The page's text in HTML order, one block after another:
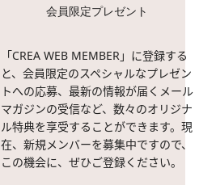
会員限定プレゼント
「CREA WEB MEMBER」に登録する
と、会員限定のスペシャルなプレゼン
トへの応募、最新の情報が届くメール
マガジンの受信など、数々のオリジナ
ル特典を享受することができます。現
在、新規メンバーを募集中ですので、
この機会に、ぜひご登録ください。